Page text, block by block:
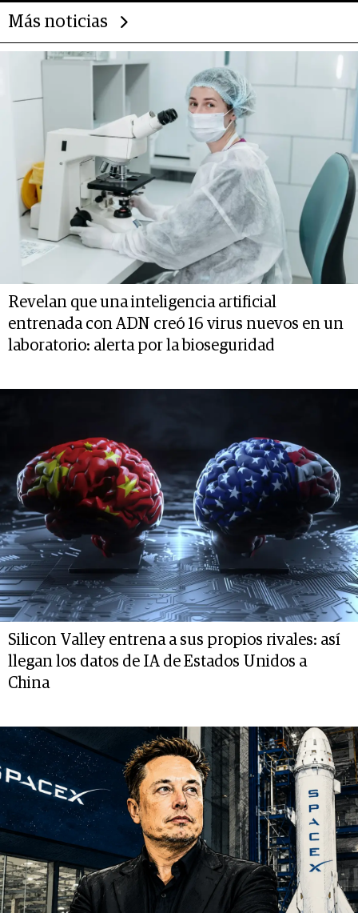
Más noticias
Revelan que una inteligencia artificial
entrenada con ADN creó 16 virus nuevos en un
laboratorio: alerta por la bioseguridad
Silicon Valley entrena a sus propios rivales: así
llegan los datos de IA de Estados Unidos a
China